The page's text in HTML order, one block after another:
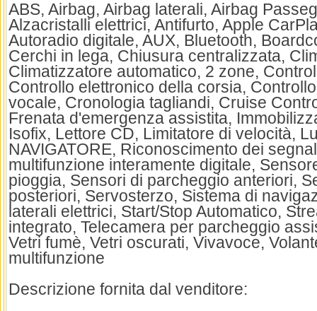
ABS, Airbag, Airbag laterali, Airbag
Alzacristalli elettrici, Antifurto, Apple
Autoradio digitale, AUX, Bluetooth,
Cerchi in lega, Chiusura centralizzata,
Climatizzatore automatico, 2 zone,
Controllo elettronico della corsia,
vocale, Cronologia tagliandi, Cruise
Frenata d'emergenza assistita,
Isofix, Lettore CD, Limitatore di velocità,
NAVIGATORE, Riconoscimento dei
multifunzione interamente digitale,
pioggia, Sensori di parcheggio anteriori,
posteriori, Servosterzo, Sistema di
laterali elettrici, Start/Stop Automatico,
integrato, Telecamera per parcheggio
Vetri fumè, Vetri oscurati, Vivavoce,
multifunzione
Descrizione fornita dal venditore: